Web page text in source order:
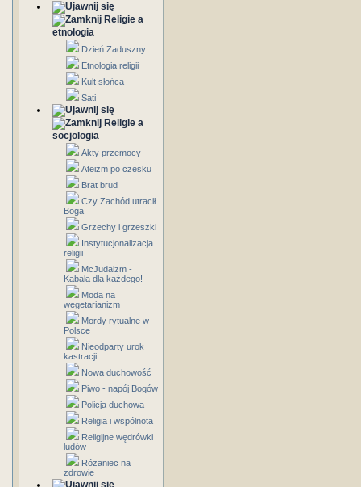
Religie a
etnologia
Dzień Zaduszny
Etnologia religii
Kult słońca
Sati
Religie a
socjologia
Akty przemocy
Ateizm po czesku
Brat brud
Czy Zachód utracił
Boga
Grzechy i grzeszki
Instytucjonalizacja
religii
McJudaizm -
Kabała dla każdego!
Moda na
wegetarianizm
Mordy rytualne w
Polsce
Nieodparty urok
kastracji
Nowa duchowość
Piwo - napój Bogów
Policja duchowa
Religia i wspólnota
Religijne wędrówki
ludów
Różaniec na
zdrowie